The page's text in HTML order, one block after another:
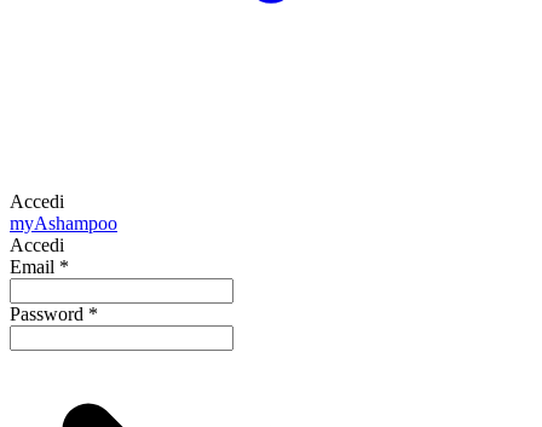
Accedi
myAshampoo
Accedi
Email *
Password *